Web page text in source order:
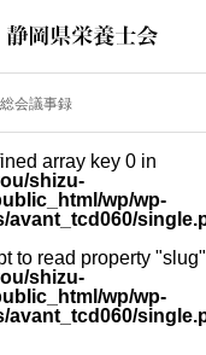
会議事録
array key 0 in
shizu-
wp/wp-
avant_tcd060/
to read property
shizu-
wp/wp-
avant_tcd060/